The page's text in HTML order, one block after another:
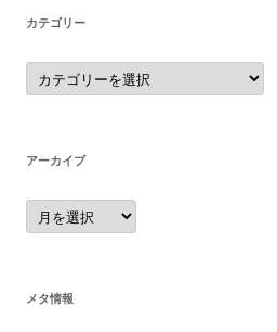
カテゴリー
カ
テ
ゴ
アーカイブ
ア
ー
カ
メタ情報